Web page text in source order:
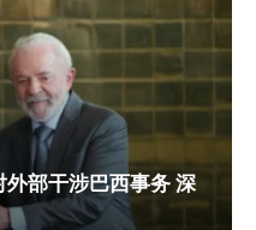
部干涉巴西事务 深